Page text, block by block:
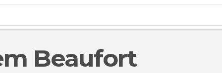
Beaufort